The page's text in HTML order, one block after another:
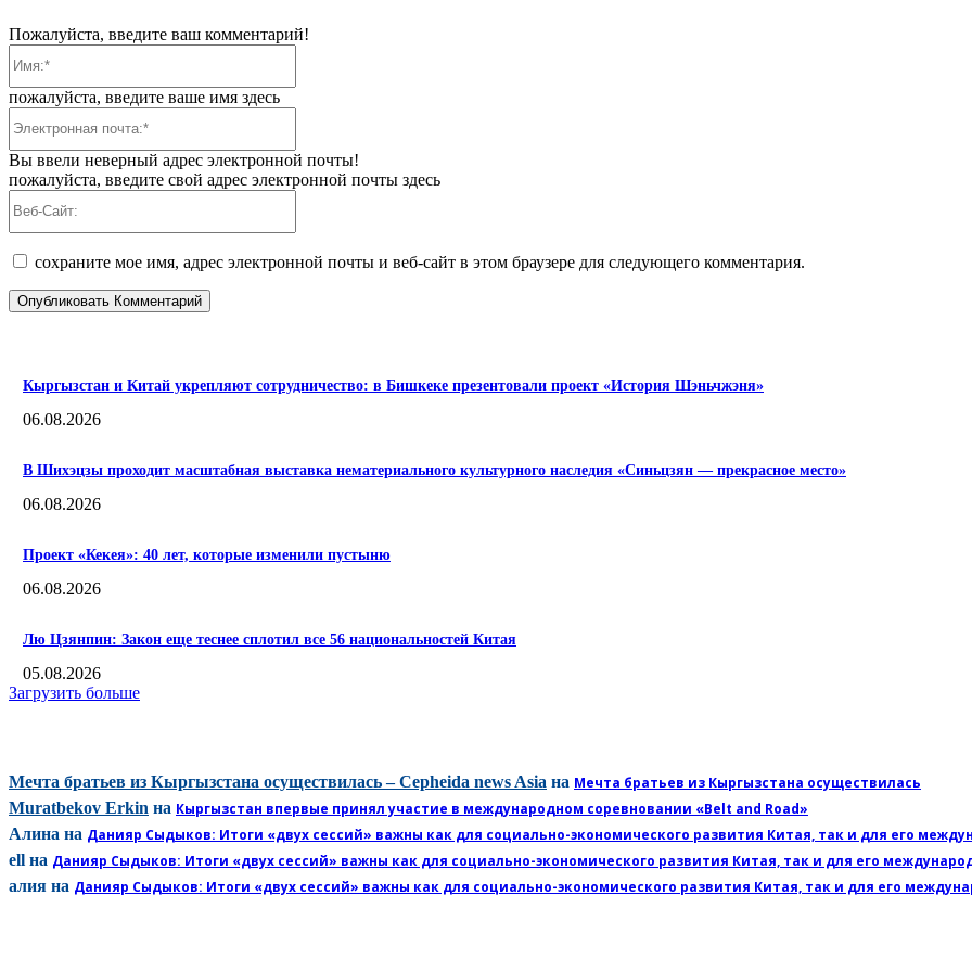
Пожалуйста, введите ваш комментарий!
пожалуйста, введите ваше имя здесь
Вы ввели неверный адрес электронной почты!
пожалуйста, введите свой адрес электронной почты здесь
сохраните мое имя, адрес электронной почты и веб-сайт в этом браузере для следующего комментария.
Кыргызстан и Китай укрепляют сотрудничество: в Бишкеке презентовали проект «История Шэньчжэня»
06.08.2026
В Шихэцзы проходит масштабная выставка нематериального культурного наследия «Синьцзян — прекрасное место»
06.08.2026
Проект «Кекея»: 40 лет, которые изменили пустыню
06.08.2026
Лю Цзянпин: Закон еще теснее сплотил все 56 национальностей Китая
05.08.2026
Загрузить больше
Мечта братьев из Кыргызстана осуществилась – Cepheida news Asia на Мечта братьев из Кыргызстана осуществилась
Muratbekov Erkin на Кыргызстан впервые принял участие в международном соревновании «Belt and Road»
Алина на Данияр Сыдыков: Итоги «двух сессий» важны как для социально-экономического развития Китая, так и для его
ell на Данияр Сыдыков: Итоги «двух сессий» важны как для социально-экономического развития Китая, так и для его
алия на Данияр Сыдыков: Итоги «двух сессий» важны как для социально-экономического развития Китая, так и для его